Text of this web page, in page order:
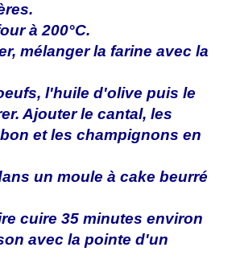
à 200°C.
mélanger la farine avec la
l'huile d'olive puis le
Ajouter le cantal, les
et les champignons en
un moule à cake beurré
cuire 35 minutes environ
avec la pointe d'un